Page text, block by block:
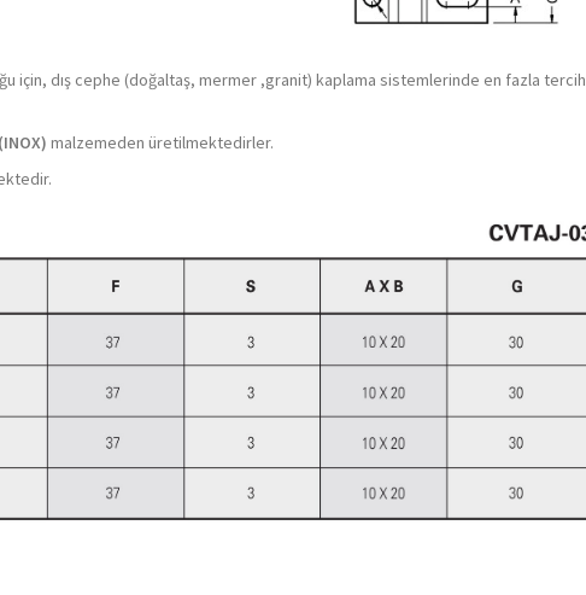
için, dış cephe (doğaltaş, mermer ,granit) kaplama sistemlerinde en fazla tercih
malzemeden üretilmektedirler.